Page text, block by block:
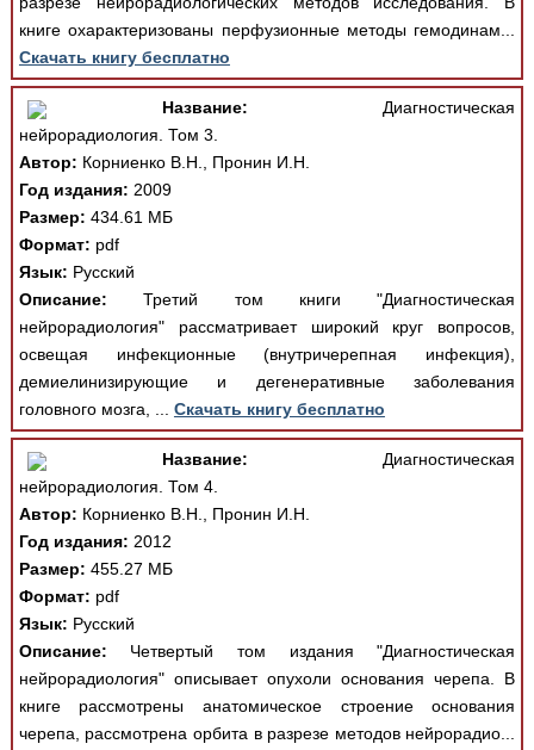
книге охарактеризованы перфузионные методы гемодинам...
Скачать книгу бесплатно
Название: Диагностическая
нейрорадиология. Том 3.
Автор: Корниенко В.Н., Пронин И.Н.
Год издания: 2009
Размер: 434.61 МБ
Формат: pdf
Язык: Русский
Описание: Третий том книги "Диагностическая
нейрорадиология" рассматривает широкий круг вопросов,
освещая инфекционные (внутричерепная инфекция),
демиелинизирующие и дегенеративные заболевания
головного мозга, ... Скачать книгу бесплатно
Название: Диагностическая
нейрорадиология. Том 4.
Автор: Корниенко В.Н., Пронин И.Н.
Год издания: 2012
Размер: 455.27 МБ
Формат: pdf
Язык: Русский
Описание: Четвертый том издания "Диагностическая
нейрорадиология" описывает опухоли основания черепа. В
книге рассмотрены анатомическое строение основания
черепа, рассмотрена орбита в разрезе методов нейрорадио...